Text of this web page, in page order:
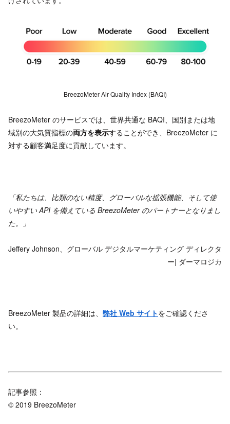
BreezoMeter Air Quality Index (BAQI)
BreezoMeter のサービスでは、世界共通な BAQI、国別または地
域別の大気質指標の両方を表示することができ、BreezoMeter に
対する顧客満足度に貢献しています。
「私たちは、比類のない精度、グローバルな拡張機能、そして使
いやすい API を備えている BreezoMeter のパートナーとなりまし
た。」
Jeffery Johnson、グローバル デジタルマーケティング ディレクタ
ー| ダーマロジカ
BreezoMeter 製品の詳細は、 弊社 Web サイトをご確認くださ
い。
記事参照：
© 2019 BreezoMeter